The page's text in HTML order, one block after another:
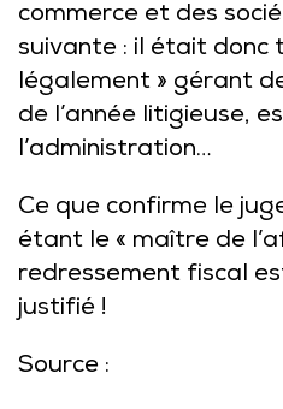
commerce et des
suivante : il était donc
légalement » gérant
de l’année litigieuse,
l’administration…
Ce que confirme le
étant le « maître de
redressement fiscal
justifié !
Source :